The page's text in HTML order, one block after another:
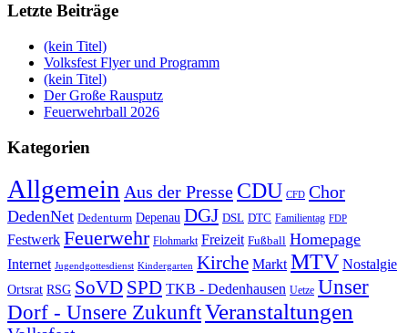
Letzte Beiträge
(kein Titel)
Volksfest Flyer und Programm
(kein Titel)
Der Große Rausputz
Feuerwehrball 2026
Kategorien
Allgemein Aus der Presse CDU CFD Chor
DedenNet Dedenturm Depenau DGJ DSL DTC Familientag FDP
Festwerk Feuerwehr Flohmarkt Freizeit Fußball Homepage
Internet Jugendgottesdienst Kindergarten Kirche Markt MTV Nostalgie
Ortsrat RSG SoVD SPD TKB - Dedenhausen Uetze Unser
Dorf - Unsere ZukunftVeranstaltungen